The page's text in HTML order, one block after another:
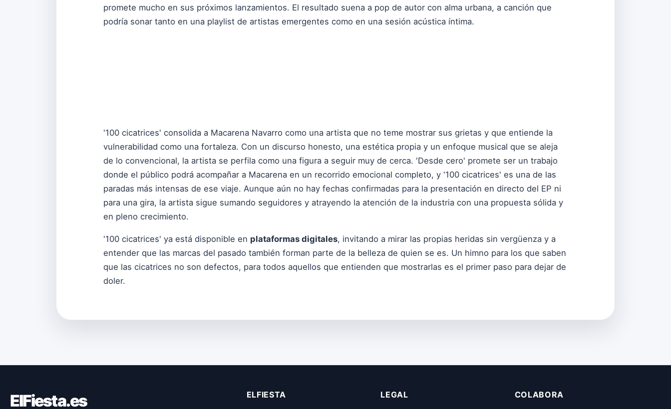
promete mucho en sus próximos lanzamientos. El resultado suena a pop de autor con alma urbana, a canción que
podría sonar tanto en una playlist de artistas emergentes como en una sesión acústica íntima.
'100 cicatrices' consolida a Macarena Navarro como una artista que no teme mostrar sus grietas y que entiende la
vulnerabilidad como una fortaleza. Con un discurso honesto, una estética propia y un enfoque musical que se aleja
de lo convencional, la artista se perfila como una figura a seguir muy de cerca. 'Desde cero' promete ser un trabajo
donde el público podrá acompañar a Macarena en un recorrido emocional completo, y '100 cicatrices' es una de las
paradas más intensas de ese viaje. Aunque aún no hay fechas confirmadas para la presentación en directo del EP ni
para una gira, la artista sigue sumando seguidores y atrayendo la atención de la industria con una propuesta sólida y
en pleno crecimiento.
'100 cicatrices' ya está disponible en plataformas digitales, invitando a mirar las propias heridas sin vergüenza y a
entender que las marcas del pasado también forman parte de la belleza de quien se es. Un himno para los que saben
que las cicatrices no son defectos, para todos aquellos que entienden que mostrarlas es el primer paso para dejar de
doler.
ElFiesta.es ELFIESTA LEGAL COLABORA